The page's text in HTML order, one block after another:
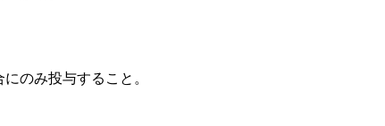
のみ投与すること。